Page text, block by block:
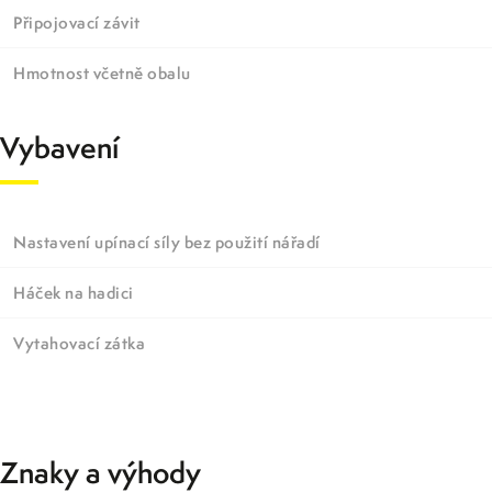
Připojovací závit
Hmotnost včetně obalu
Vybavení
Nastavení upínací síly bez použití nářadí
Háček na hadici
Vytahovací zátka
Znaky a výhody